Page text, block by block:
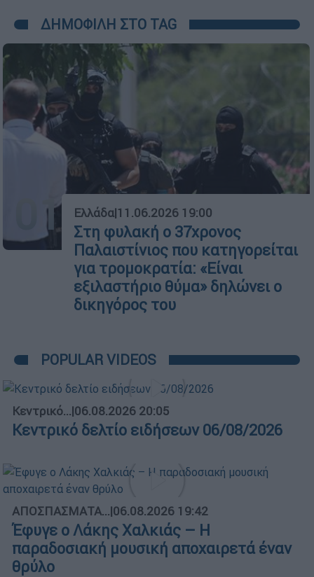
ΔΗΜΟΦΙΛΗ ΣΤΟ TAG
01 Ελλάδα|11.06.2026 19:00
Στη φυλακή ο 37χρονος
Παλαιστίνιος που κατηγορείται
για τρομοκρατία: «Είναι
εξιλαστήριο θύμα» δηλώνει ο
δικηγόρος του
POPULAR VIDEOS
Κεντρικό...|06.08.2026 20:05
Κεντρικό δελτίο ειδήσεων 06/08/2026
ΑΠΟΣΠΑΣΜΑΤΑ...|06.08.2026 19:42
Έφυγε ο Λάκης Χαλκιάς – Η
παραδοσιακή μουσική αποχαιρετά έναν
θρύλο